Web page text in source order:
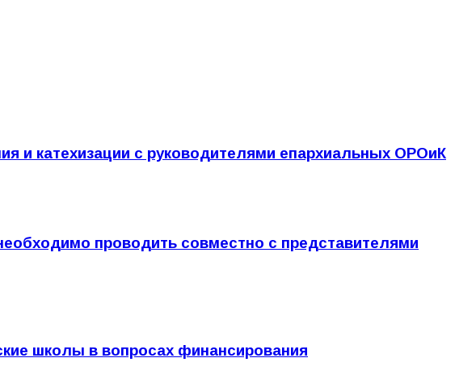
и катехизации с руководителями епархиальных ОРОиК
проводить совместно с представителями
школы в вопросах финансирования